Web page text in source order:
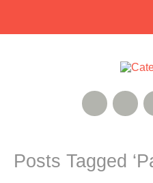
RSS
Posts Tagged ‘